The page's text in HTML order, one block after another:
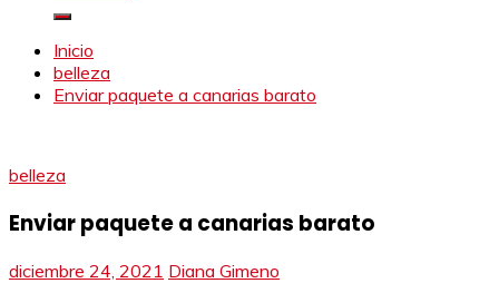
Inicio
belleza
Enviar paquete a canarias barato
belleza
Enviar paquete a canarias barato
diciembre 24, 2021 Diana Gimeno